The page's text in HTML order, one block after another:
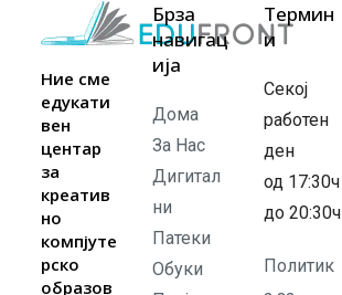
Ние сме
едукати
вен
центар
за
креатив
но
компјуте
рско
образов
Брза
навигац
ија
Дома
За Нас
Дигитал
ни
Патеки
Обуки
Термин
и
Секој
работен
ден
од 17:30ч
до 20:30ч
Политик